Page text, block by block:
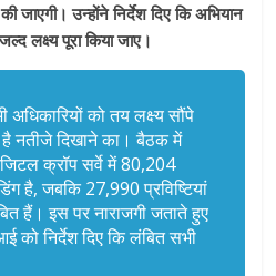
जाएगी। उन्होंने निर्देश दिए कि अभियान
लक्ष्य पूरा किया जाए।
अधिकारियों को तय लक्ष्य सौंपे
नतीजे दिखाने का। बैठक में
क्रॉप सर्वे में 80,204
है, जबकि 27,990 प्रविष्टियां
हैं। इस पर नाराजगी जताते हुए
को निर्देश दिए कि लंबित सभी